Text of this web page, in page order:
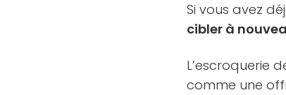
Si vous avez
cibler à
L’escroquerie
comme une